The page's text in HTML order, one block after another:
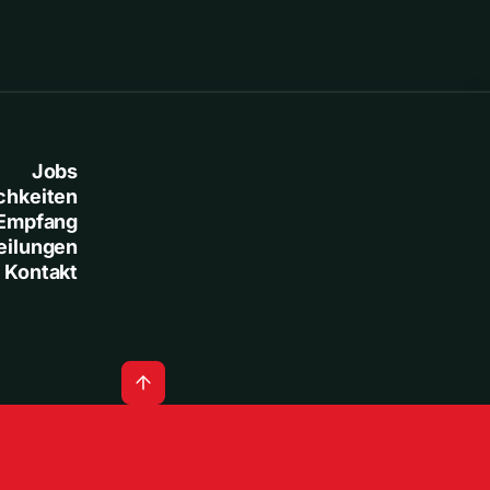
Jobs
Kontakt